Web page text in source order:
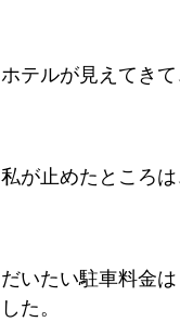
ホテルが見えてき
私が止めたところ
だいたい駐車料金
した。